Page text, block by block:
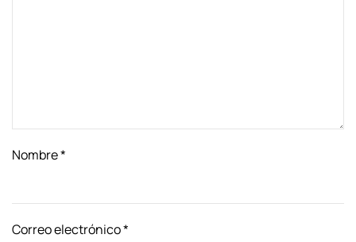
Nombre*
Correo electrónico*